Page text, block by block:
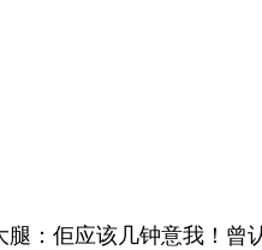
：佢应该几钟意我！曾